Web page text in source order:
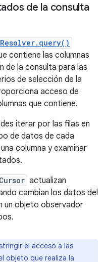
de la consulta
contiene las columnas
de la consulta para las
de selección de la
acceso de
que contiene.
iterar por las filas en
de datos de cada
columna y examinar
Cursor actualizan
cambian los datos del
un objeto observador
el acceso a las
objeto que realiza la